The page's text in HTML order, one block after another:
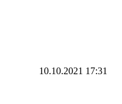
10.10.2021 17:31